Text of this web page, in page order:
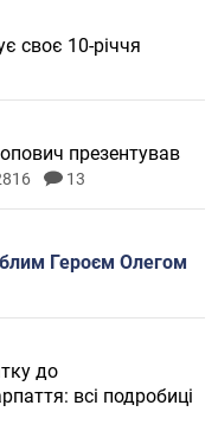
своє 10-річчя
презентував
13
Героєм Олегом
до
всі подробиці